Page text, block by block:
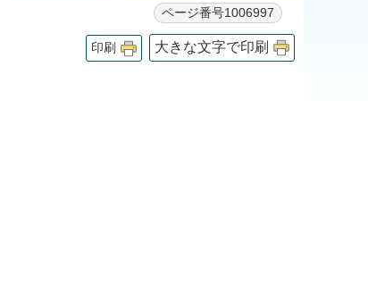
ページ番号1006997
印刷 大きな文字で印刷